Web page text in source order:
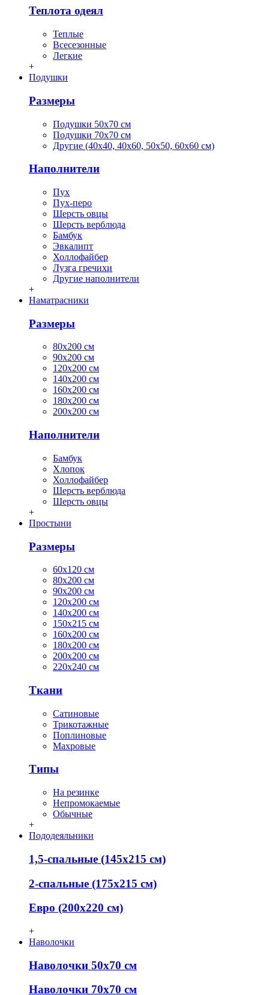
Теплота одеял
Теплые
Всесезонные
Легкие
+
Подушки
Размеры
Подушки 50х70 см
Подушки 70х70 см
Другие (40х40, 40х60, 50х50, 60х60 см)
Наполнители
Пух
Пух-перо
Шерсть овцы
Шерсть верблюда
Бамбук
Эвкалипт
Холлофайбер
Лузга гречихи
Другие наполнители
+
Наматрасники
Размеры
80х200 см
90х200 см
120х200 см
140х200 см
160х200 см
180х200 см
200х200 см
Наполнители
Бамбук
Хлопок
Холлофайбер
Шерсть верблюда
Шерсть овцы
+
Простыни
Размеры
60х120 см
80х200 см
90х200 см
120х200 см
140х200 см
150х215 см
160х200 см
180х200 см
200х200 см
220х240 см
Ткани
Сатиновые
Трикотажные
Поплиновые
Махровые
Типы
На резинке
Непромокаемые
Обычные
+
Пододеяльники
1,5-спальные (145х215 см)
2-спальные (175х215 см)
Евро (200х220 см)
+
Наволочки
Наволочки 50х70 см
Наволочки 70х70 см